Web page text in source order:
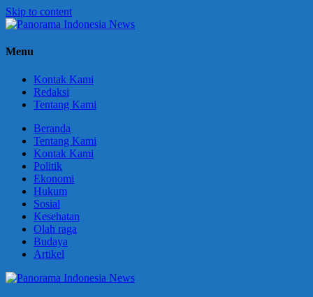
Skip to content
Panorama
Berani
Menu
Kontak Kami
Redaksi
Tentang Kami
Beranda
Tentang Kami
Kontak Kami
Politik
Ekonomi
Hukum
Sosial
Kesehatan
Olah raga
Budaya
Artikel